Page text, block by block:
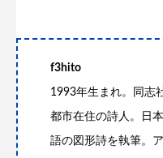
f3hito
1993年生まれ。同志
都市在住の詩人。日
語の図形詩を執筆。